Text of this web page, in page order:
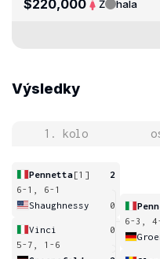
$220,000 Ž hala
Výsledky
1. kolo
Pennetta[1]
2
6-1, 6-1
Shaughnessy
0
Vinci
0
5-7, 1-6
6-3,